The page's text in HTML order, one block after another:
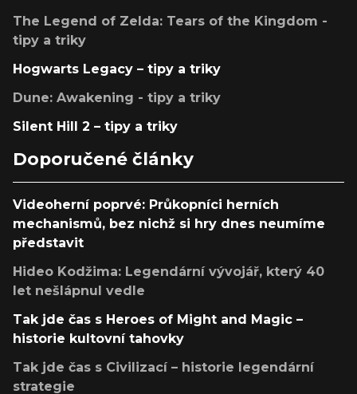
The Legend of Zelda: Tears of the Kingdom -
tipy a triky
Hogwarts Legacy – tipy a triky
Dune: Awakening - tipy a triky
Silent Hill 2 – tipy a triky
Doporučené články
Videoherní poprvé: Průkopníci herních
mechanismů, bez nichž si hry dnes neumíme
představit
Hideo Kodžima: Legendární vývojář, který 40
let nešlápnul vedle
Tak jde čas s Heroes of Might and Magic –
historie kultovní tahovky
Tak jde čas s Civilizací – historie legendární
strategie